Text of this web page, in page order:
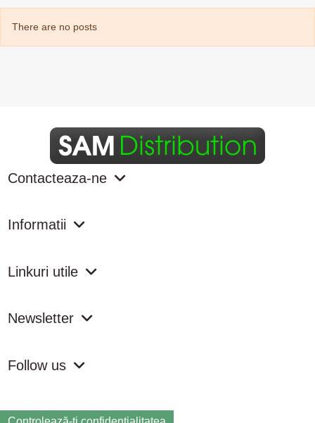
There are no posts
Contacteaza-ne
Informatii
Linkuri utile
Newsletter
Follow us